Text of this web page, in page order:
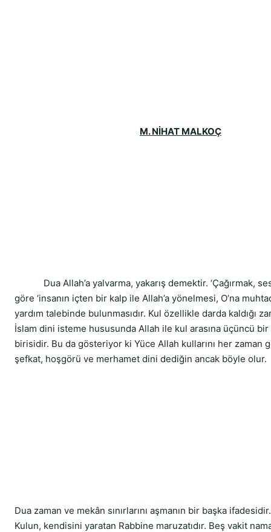
M. NİHAT MALKOÇ
Dua Allah’a yalvarma, yakarış demektir. ‘Çağırmak,
göre ‘insanın içten bir kalp ile Allah’a yönelmesi, O’na
yardım talebinde bulunmasıdır. Kul özellikle darda kaldığı
İslam dini isteme hususunda Allah ile kul arasına üçüncü
birisidir. Bu da gösteriyor ki Yüce Allah kullarını her
şefkat, hoşgörü ve merhamet dini dediğin ancak böyle olur.
Dua zaman ve mekân sınırlarını aşmanın bir başka
Kulun, kendisini yaratan Rabbine maruzatıdır. Beş vakit